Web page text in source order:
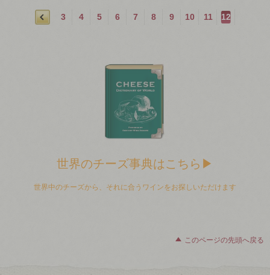
3 4 5 6 7 8 9 10 11 12
世界のチーズ事典はこちら▶
世界中のチーズから、それに合うワインをお探しいただけます
このページの先頭へ戻る